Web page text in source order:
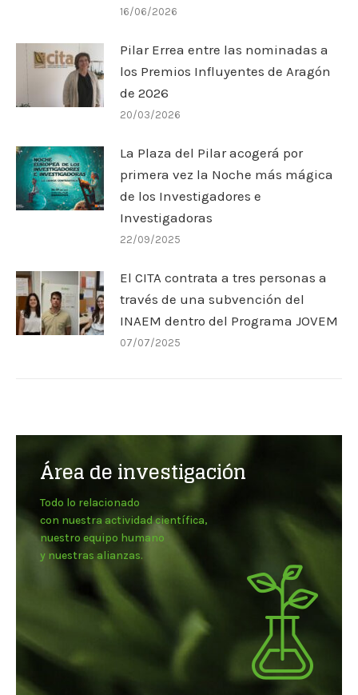
16/06/2026
Pilar Errea entre las nominadas a
los Premios Influyentes de Aragón
de 2026
20/03/2026
La Plaza del Pilar acogerá por
primera vez la Noche más mágica
de los Investigadores e
Investigadoras
22/09/2025
El CITA contrata a tres personas a
través de una subvención del
INAEM dentro del Programa JOVEM
07/07/2025
Área de investigación
Todo lo relacionado
con nuestra actividad científica,
nuestro equipo humano
y nuestras alianzas.